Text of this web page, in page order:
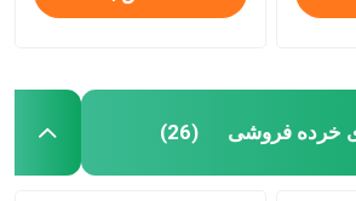
خرده فروشی (26)